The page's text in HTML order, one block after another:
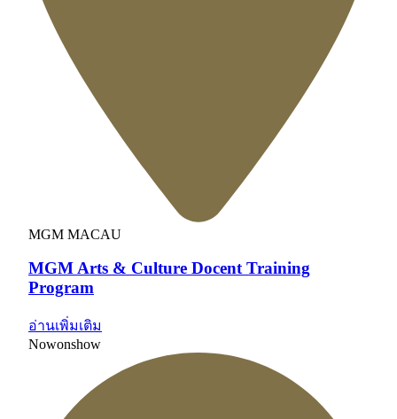
MGM MACAU
MGM Arts & Culture Docent Training
Program
อ่านเพิ่มเติม
Nowonshow